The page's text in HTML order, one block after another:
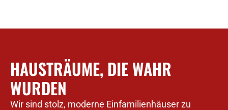
HAUSTRÄUME, DIE WAHR
WURDEN
Wir sind stolz, moderne Einfamilienhäuser zu